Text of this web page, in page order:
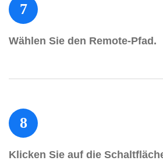
7
Wählen Sie den Remote-Pfad.
8
Klicken Sie auf die